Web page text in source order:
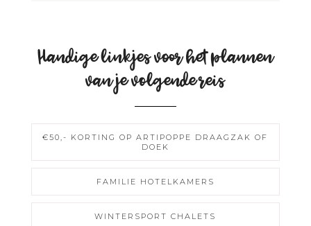
Handige linkjes voor het plannen
van je volgende reis
€50,- KORTING OP ARTIPOPPE DRAAGZAK OF
DOEK
FAMILIE HOTELKAMERS
WINTERSPORT CHALETS